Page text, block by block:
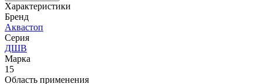
Характеристики
Бренд
Аквастоп
Серия
ДШВ
Марка
15
Область применения